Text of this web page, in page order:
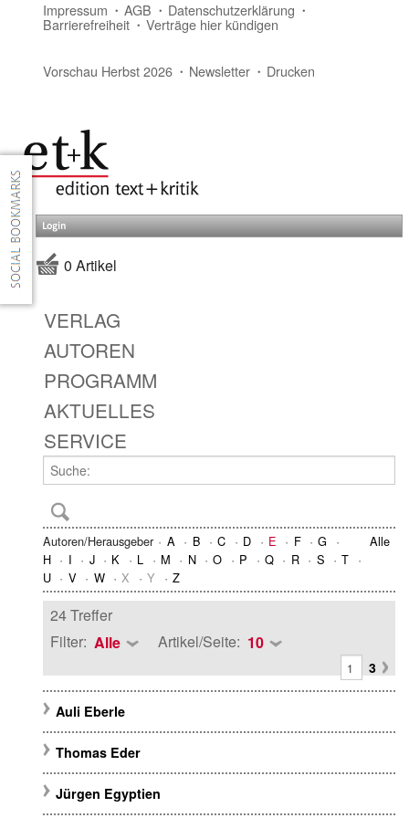
Impressum AGB Datenschutzerklärung
Barrierefreiheit Verträge hier kündigen
Vorschau Herbst 2026 Newsletter Drucken
Login
0 Artikel
VERLAG
AUTOREN
PROGRAMM
AKTUELLES
SERVICE
Alle
Autoren/Herausgeber A B C D E F
G
H
I J K L M N O P Q R S
T
U
V W X Y Z
24 Treffer
Filter: Alle Artikel/Seite: 10
3
Auli Eberle
Thomas Eder
Jürgen Egyptien